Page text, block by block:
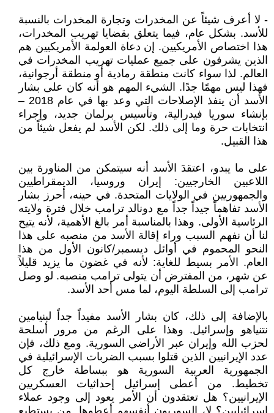
- لا أعرف شيئاً عن المخدرات وتجارة المخدرات بالنسبة
للأسد. بشكل عام، فيما يتعلق بقضايا تهريب المخدرات،
هذا اختصاص الأمريكيين. إن دعاة العولمة الأمريكيين هم
الذين يشرفون على جميع عمليات تهريب المخدرات في
العالم. لذا سواء كانت منطقة رمادية أو منطقة أرجوانية،
فهذا ليس مهمًا جدًا. الشيء المهم هو أنه كان على بشار
الأسد أن ينفذ الإصلاحات التي وعد بها في عام 2018 –
بإنشاء سوريا فيدرالية، وتأسيس برلمان جديد، وإجراء
انتخابات حرة وما إلى ذلك. لكن الأسد لم يفعل شيئاً من
هذا القبيل.
على ما يبدو، اعتقدَ الأسد أنه سيتمكن من المناورة بين
اللاعبين الخارجيين: إيران وروسيا، الديمقراطيين
والجمهوريين في الولايات المتحدة. في حينه، أحرز بشار
الأسد تفاهماً جيداً جداً مع دونالد ترامب خلال فترة ولايته
الرئاسية الأولى. وهذا بالمناسبة أمر بالغ الأهمية، لأنه يتيح
لنا أن نفهم السبب وراء إقالة الأسد من منصبه على هذا
النحو المحموم في أوائل ديسمبر/كانون الأول من هذا
العام. الأمر بسيط للغاية: لأنه في غضون ما يزيد قليلاً
عن شهر، من المفترض أن يتولى ترامب منصبه. لو وصل
ترامب إلى السلطة اليوم، لما مس أحد الأسد.
بالإضافة إلى ذلك، كان بشار الأسد مفيداً جداً لبنيامين
نتنياهو وإسرائيل. وهذا على الرغم من مرور أسلحة
لحزب الله وإيران عبر الأراضي السورية. ومع ذلك، فإن
عدد الإيرانيين الذين قتلوا بسبب الضربات الإسرائيلية في
الجمهورية العربية السورية هو ببساطة خارج كل
تخطيط. من أعطى إسرائيل إحداثيات العسكريين
الإيرانيين؟ هل تعتقدون أن الأمر يعود إلى وجود عملاء